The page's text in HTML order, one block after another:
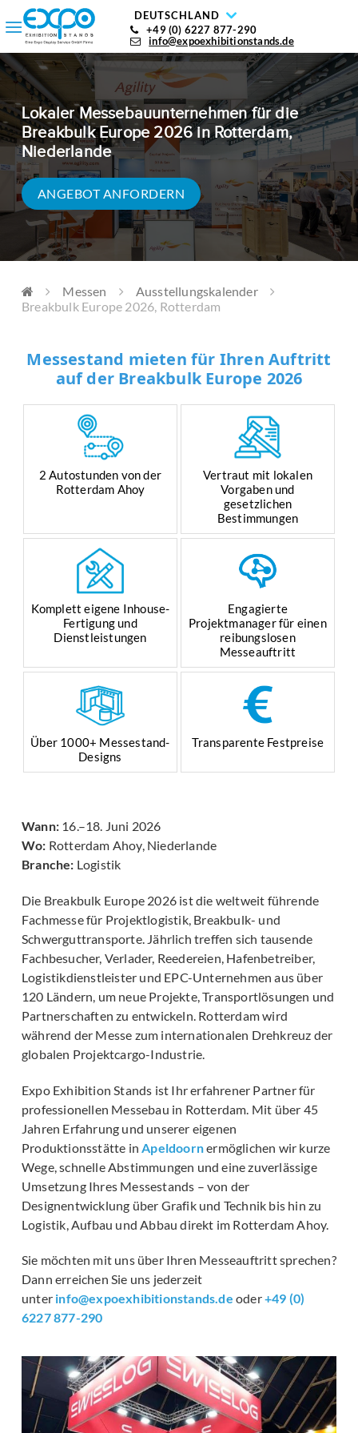
DEUTSCHLAND
+49 (0) 6227 877-290
info@expoexhibitionstands.de
Lokaler Messebauunternehmen für die
Breakbulk Europe 2026 in Rotterdam,
Niederlande
ANGEBOT ANFORDERN
Messen
Ausstellungskalender
Breakbulk Europe 2026, Rotterdam
Messestand mieten für Ihren Auftritt
auf der Breakbulk Europe 2026
2 Autostunden von der
Rotterdam Ahoy
Vertraut mit lokalen
Vorgaben und
gesetzlichen
Bestimmungen
Komplett eigene Inhouse-
Fertigung und
Dienstleistungen
Engagierte
Projektmanager für einen
reibungslosen
Messeauftritt
Über 1000+ Messestand-
Designs
Transparente Festpreise
Wann: 16.–18. Juni 2026
Wo: Rotterdam Ahoy, Niederlande
Branche: Logistik
Die Breakbulk Europe 2026 ist die weltweit führende
Fachmesse für Projektlogistik, Breakbulk- und
Schwerguttransporte. Jährlich treffen sich tausende
Fachbesucher, Verlader, Reedereien, Hafenbetreiber,
Logistikdienstleister und EPC-Unternehmen aus über
120 Ländern, um neue Projekte, Transportlösungen und
Partnerschaften zu entwickeln. Rotterdam wird
während der Messe zum internationalen Drehkreuz der
globalen Projektcargo-Industrie.
Expo Exhibition Stands ist Ihr erfahrener Partner für
professionellen Messebau in Rotterdam. Mit über 45
Jahren Erfahrung und unserer eigenen
Produktionsstätte in Apeldoornermöglichen wir kurze
Wege, schnelle Abstimmungen und eine zuverlässige
Umsetzung Ihres Messestands – von der
Designentwicklung über Grafik und Technik bis hin zu
Logistik, Aufbau und Abbau direkt im Rotterdam Ahoy.
Sie möchten mit uns über Ihren Messeauftritt sprechen?
Dann erreichen Sie uns jederzeit
unter info@expoexhibitionstands.de oder+49 (0)
6227 877-290